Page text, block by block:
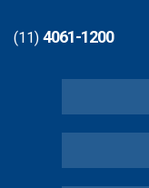
(11) 4061-1200